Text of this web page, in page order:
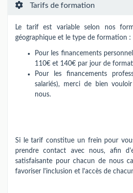
Tarifs de formation
Le tarif est variable selon nos
géographique et le type de formation :
Pour les financements
110€ et 140€ par jour de
Pour les financements
salariés), merci de bien
nous.
Si le tarif constitue un frein pour
prendre contact avec nous, afin
satisfaisante pour chacun de nous
favoriser l'inclusion et l'accès de